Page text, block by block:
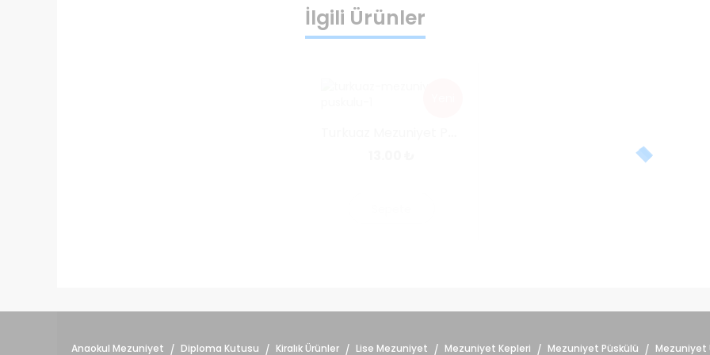
İlgili Ürünler
Anaokul Mezuniyet / Diploma Kutusu / Kiralık Ürünler / Lise Mezuniyet / Mezuniyet Kepleri / Mezuniyet Püskülü / Mezuniyet